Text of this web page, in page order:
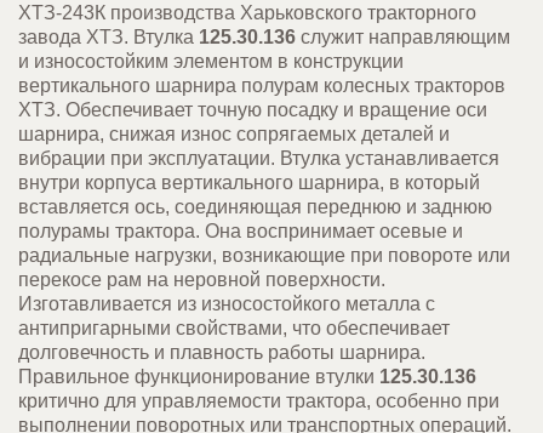
ХТЗ-243К производства Харьковского тракторного
завода ХТЗ. Втулка 125.30.136 служит направляющим
и износостойким элементом в конструкции
вертикального шарнира полурам колесных тракторов
ХТЗ. Обеспечивает точную посадку и вращение оси
шарнира, снижая износ сопрягаемых деталей и
вибрации при эксплуатации. Втулка устанавливается
внутри корпуса вертикального шарнира, в который
вставляется ось, соединяющая переднюю и заднюю
полурамы трактора. Она воспринимает осевые и
радиальные нагрузки, возникающие при повороте или
перекосе рам на неровной поверхности.
Изготавливается из износостойкого металла с
антипригарными свойствами, что обеспечивает
долговечность и плавность работы шарнира.
Правильное функционирование втулки 125.30.136
критично для управляемости трактора, особенно при
выполнении поворотных или транспортных операций.